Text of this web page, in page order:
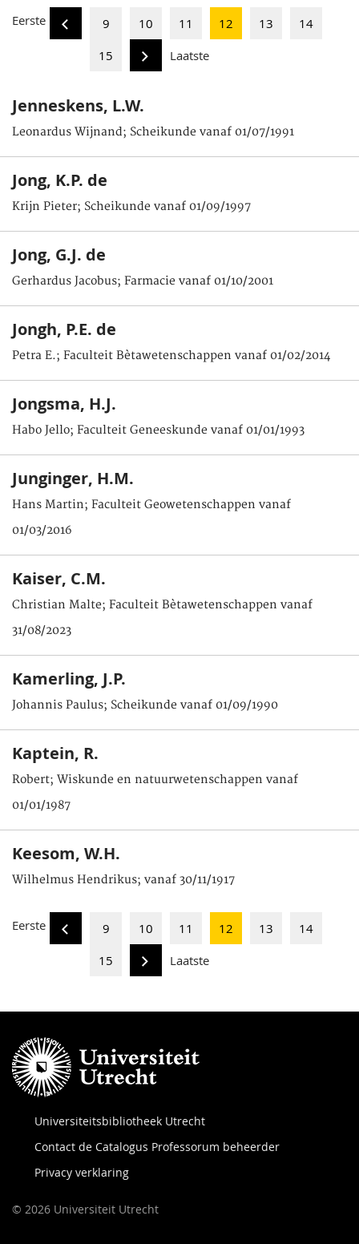
Eerste 9 10 11 12 13
14
15
Laatste
Jenneskens, L.W.
Leonardus Wijnand; Scheikunde vanaf 01/07/1991
Jong, K.P. de
Krijn Pieter; Scheikunde vanaf 01/09/1997
Jong, G.J. de
Gerhardus Jacobus; Farmacie vanaf 01/10/2001
Jongh, P.E. de
Petra E.; Faculteit Bètawetenschappen vanaf 01/02/2014
Jongsma, H.J.
Habo Jello; Faculteit Geneeskunde vanaf 01/01/1993
Junginger, H.M.
Hans Martin; Faculteit Geowetenschappen vanaf
01/03/2016
Kaiser, C.M.
Christian Malte; Faculteit Bètawetenschappen vanaf
31/08/2023
Kamerling, J.P.
Johannis Paulus; Scheikunde vanaf 01/09/1990
Kaptein, R.
Robert; Wiskunde en natuurwetenschappen vanaf
01/01/1987
Keesom, W.H.
Wilhelmus Hendrikus; vanaf 30/11/1917
Eerste 9 10 11 12 13
14
15
Laatste
Universiteitsbibliotheek Utrecht
Contact de Catalogus Professorum beheerder
Privacy verklaring
© 2026 Universiteit Utrecht